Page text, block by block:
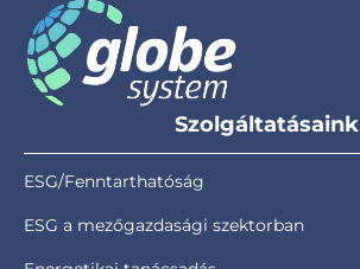
Szolgáltatásaink
ESG/Fenntarthatóság
ESG a mezőgazdasági szektorban